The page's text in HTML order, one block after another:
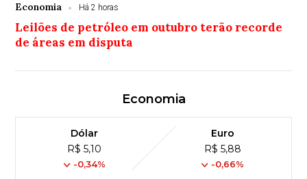
Economia Há 2 horas
Leilões de petróleo em outubro terão recorde
de áreas em disputa
Economia
Dólar
R$ 5,10
-0,34%
Euro
R$ 5,88
-0,66%